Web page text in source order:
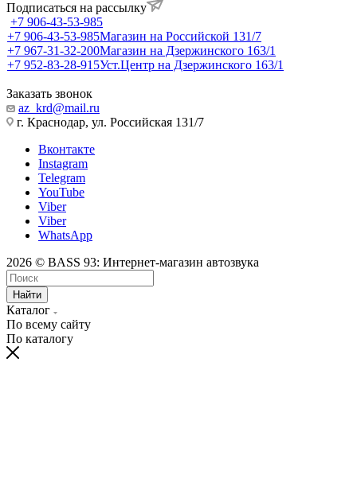
Подписаться на рассылку
+7 906-43-53-985
+7 906-43-53-985Магазин на Российской 131/7
+7 967-31-32-200Магазин на Дзержинского 163/1
+7 952-83-28-915Уст.Центр на Дзержинского 163/1
Заказать звонок
az_krd@mail.ru
г. Краснодар, ул. Российская 131/7
Вконтакте
Instagram
Telegram
YouTube
Viber
Viber
WhatsApp
2026 © BASS 93: Интернет-магазин автозвука
Найти
Каталог
По всему сайту
По каталогу